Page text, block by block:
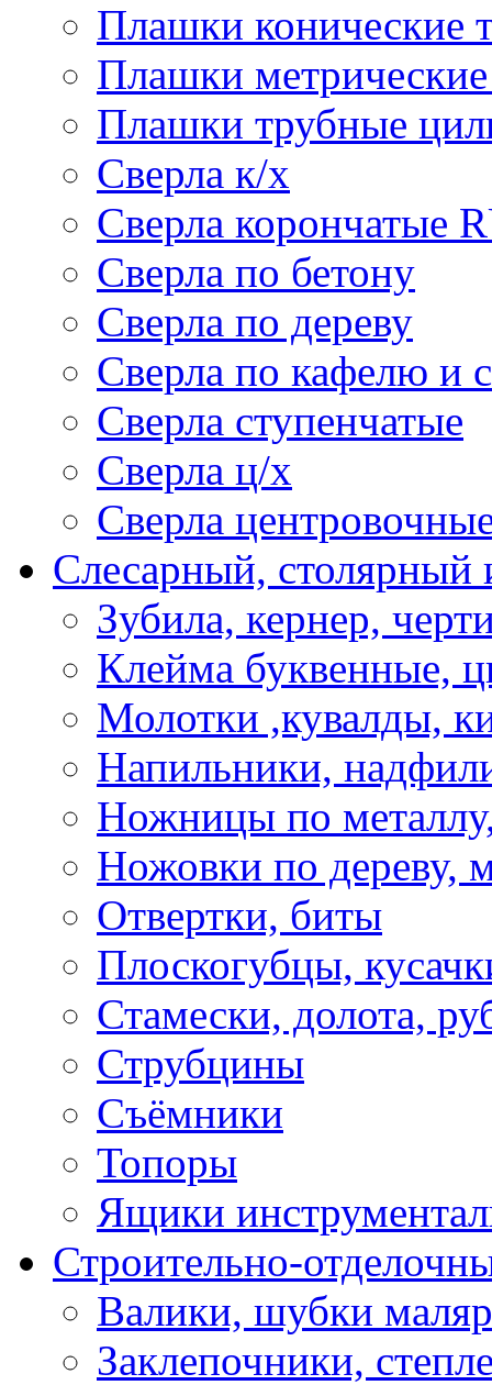
Плашки конические
Плашки
Плашки трубные
Сверла к/х
Сверла корончатые
Сверла по бетону
Сверла по дереву
Сверла по кафелю и
Сверла ступенчатые
Сверла ц/х
Сверла
Слесарный, столярный
Зубила, кернер,
Клейма буквенные,
Молотки ,кувалды,
Напильники,
Ножницы по
Ножовки по дереву,
Отвертки, биты
Плоскогубцы,
Стамески, долота,
Струбцины
Съёмники
Топоры
Ящики
Строительно-
Валики, шубки
Заклепочники,